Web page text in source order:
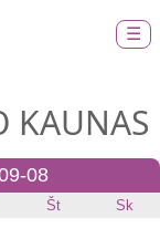
☰
KAUNAS
08
Št Sk